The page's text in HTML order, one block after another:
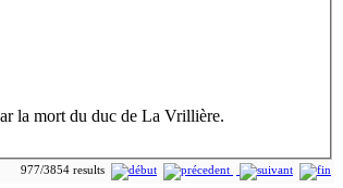
la mort du duc de La Vrillière.
977/3854 results